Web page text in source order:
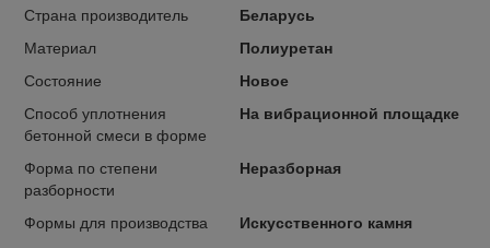
Страна производитель
Беларусь
Материал
Полиуретан
Состояние
Новое
Способ уплотнения
бетонной смеси в форме
На вибрационной площадке
Форма по степени
разборности
Неразборная
Формы для производства Искусственного камня